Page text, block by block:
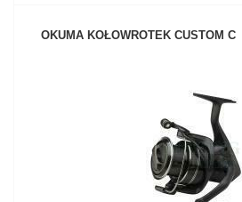
OKUMA KOŁOWROTEK CUSTOM C
ZOBACZ PRODUKT